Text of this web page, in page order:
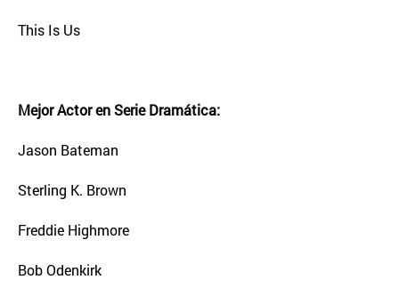
This Is Us
Mejor Actor en Serie Dramática:
Jason Bateman
Sterling K. Brown
Freddie Highmore
Bob Odenkirk